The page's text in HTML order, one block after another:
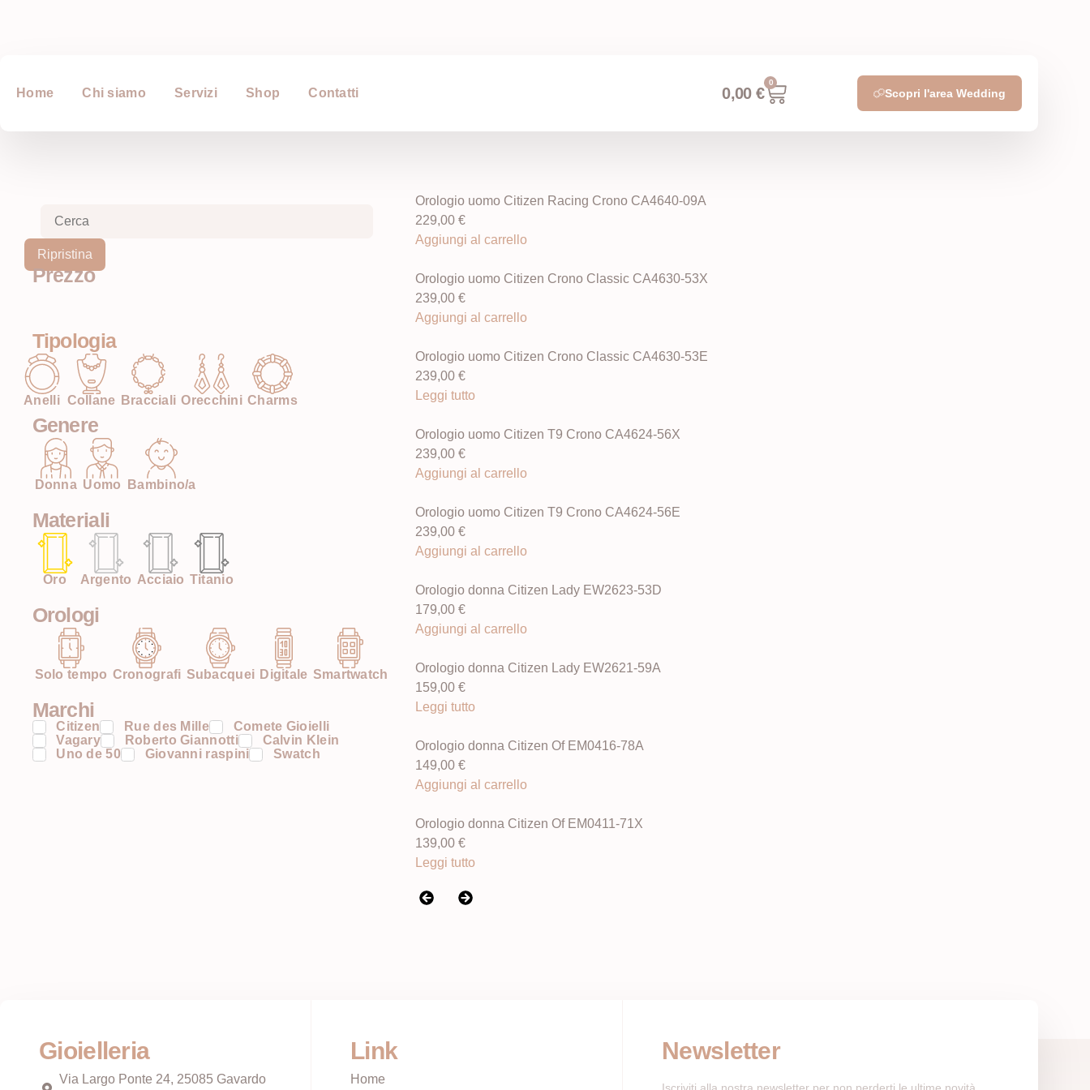
Home Chi siamo Servizi Shop Contatti 0,00 €
0
Scopri l'area Wedding
Ripristina
Prezzo
Tipologia
Anelli Collane Bracciali Orecchini Charms
Genere
Donna Uomo Bambino/a
Materiali
Oro Argento Acciaio Titanio
Orologi
Solo tempo Cronografi Subacquei Digitale Smartwatch
Marchi
Citizen Rue des Mille
Comete Gioielli
Vagary
Roberto Giannotti
Calvin Klein
Uno de 50
Giovanni raspini Swatch
Orologio uomo Citizen Racing Crono CA4640-09A
229,00€
Aggiungi al carrello
Orologio uomo Citizen Crono Classic CA4630-53X
239,00€
Aggiungi al carrello
Orologio uomo Citizen Crono Classic CA4630-53E
239,00€
Leggi tutto
Orologio uomo Citizen T9 Crono CA4624-56X
239,00€
Aggiungi al carrello
Orologio uomo Citizen T9 Crono CA4624-56E
239,00€
Aggiungi al carrello
Orologio donna Citizen Lady EW2623-53D
179,00€
Aggiungi al carrello
Orologio donna Citizen Lady EW2621-59A
159,00€
Leggi tutto
Orologio donna Citizen Of EM0416-78A
149,00€
Aggiungi al carrello
Orologio donna Citizen Of EM0411-71X
139,00€
Leggi tutto
Gioielleria
Via Largo Ponte 24, 25085 Gavardo
Link
Home
Newsletter